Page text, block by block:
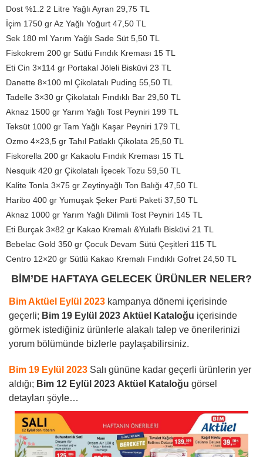
Dost %1.2 2 Litre Yağlı Ayran 29,75 TL
İçim 1750 gr Az Yağlı Yoğurt 47,50 TL
Sek 180 ml Yarım Yağlı Sade Süt 5,50 TL
Fiskokrem 200 gr Sütlü Fındık Kreması 15 TL
Eti Cin 3×114 gr Portakal Jöleli Bisküvi 23 TL
Danette 8×100 ml Çikolatalı Puding 55,50 TL
Tadelle 3×30 gr Çikolatalı Fındıklı Bar 29,50 TL
Aknaz 1500 gr Yarım Yağlı Tost Peyniri 199 TL
Teksüt 1000 gr Tam Yağlı Kaşar Peyniri 179 TL
Ozmo 4×23,5 gr Tahıl Patlaklı Çikolata 25,50 TL
Fiskorella 200 gr Kakaolu Fındık Kreması 15 TL
Nesquik 420 gr Çikolatalı İçecek Tozu 59,50 TL
Kalite Tonla 3×75 gr Zeytinyağlı Ton Balığı 47,50 TL
Haribo 400 gr Yumuşak Şeker Parti Paketi 37,50 TL
Aknaz 1000 gr Yarım Yağlı Dilimli Tost Peyniri 145 TL
Eti Burçak 3×82 gr Kakao Kremalı &Yulaflı Bisküvi 21 TL
Bebelac Gold 350 gr Çocuk Devam Sütü Çeşitleri 115 TL
Centro 12×20 gr Sütlü Kakao Kremalı Fındıklı Gofret 24,50 TL
BİM’DE HAFTAYA GELECEK ÜRÜNLER NELER?
Bim Aktüel Eylül 2023 kampanya dönemi içerisinde
geçerli; Bim 19 Eylül 2023 Aktüel Kataloğu içerisinde
görmek istediğiniz ürünlerle alakalı talep ve önerilerinizi
yorum bölümünde bizlerle paylaşabilirsiniz.
Bim 19 Eylül 2023 Salı gününe kadar geçerli ürünlerin yer
aldığı; Bim 12 Eylül 2023 Aktüel Kataloğu görsel
detayları şöyle…